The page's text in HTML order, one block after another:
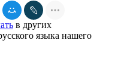
в других
языка нашего